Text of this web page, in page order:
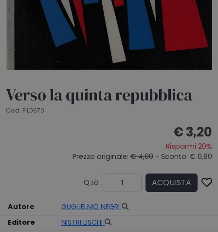
OUTLET
NEWSLETTER
Verso la quinta repubblica
Cod. FIL0670
€ 3,20
Risparmi 20%
Prezzo originale: € 4,00 - Sconto: € 0,80
Q.tà ACQUISTA
Autore
GUGLIELMO NEGRI
Editore
NISTRI LISCHI